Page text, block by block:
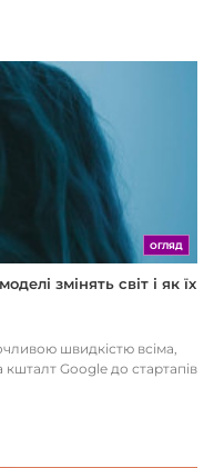
ОГЛЯД
змінять світ і як їх
швидкістю всіма,
кшталт Google до стартапів